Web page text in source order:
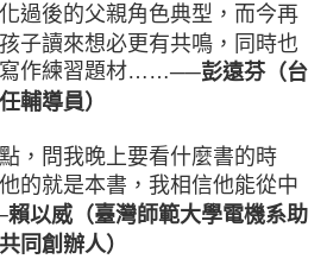
過後的父親角色典型，而今再
子讀來想必更有共鳴，同時也
寫作練習題材……──彭遠芬（台
輔導員）
，問我晚上要看什麼書的時
的就是本書，我相信他能從中
以威（臺灣師範大學電機系助
同創辦人）